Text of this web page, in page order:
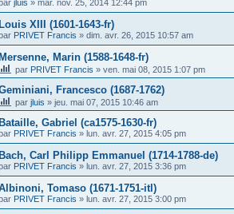
jluis » mar. nov. 25, 2014 12:44 pm
Louis XIII (1601-1643-fr)
PRIVET Francis » dim. avr. 26, 2015 10:57 am
Mersenne, Marin (1588-1648-fr)
par PRIVET Francis » ven. mai 08, 2015 1:07 pm
Francesco (1687-1762)
par jluis » jeu. mai 07, 2015 10:46 am
Bataille, Gabriel (ca1575-1630-fr)
PRIVET Francis » lun. avr. 27, 2015 4:05 pm
Bach, Carl Philipp Emmanuel (1714-1788-de)
PRIVET Francis » lun. avr. 27, 2015 3:36 pm
Tomaso (1671-1751-itl)
PRIVET Francis » lun. avr. 27, 2015 3:00 pm